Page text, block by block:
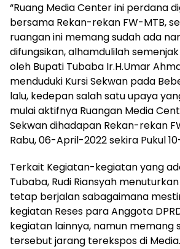
“Ruang Media Center ini perdana
bersama Rekan-rekan FW-MTB,
ruangan ini memang sudah ada
difungsikan, alhamdulilah
oleh Bupati Tubaba Ir.H.Umar
menduduki Kursi Sekwan pada
lalu, kedepan salah satu upaya
mulai aktifnya Ruangan Media
Sekwan dihadapan Rekan-rekan
Rabu, 06-April-2022 sekira Pukul
Terkait Kegiatan-kegiatan yang
Tubaba, Rudi Riansyah
tetap berjalan sabagaimana
kegiatan Reses para Anggota
kegiatan lainnya, namun memang
tersebut jarang terekspos di Media.